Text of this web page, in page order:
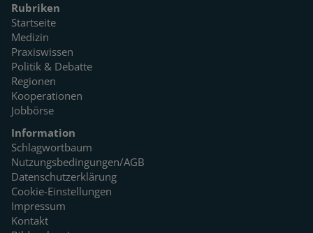
Rubriken
Startseite
Medizin
Praxiswissen
Politik & Debatte
Regionen
Kooperationen
Jobbörse
Information
Schlagwortbaum
Nutzungsbedingungen/AGB
Datenschutzerklärung
Cookie-Einstellungen
Impressum
Kontakt